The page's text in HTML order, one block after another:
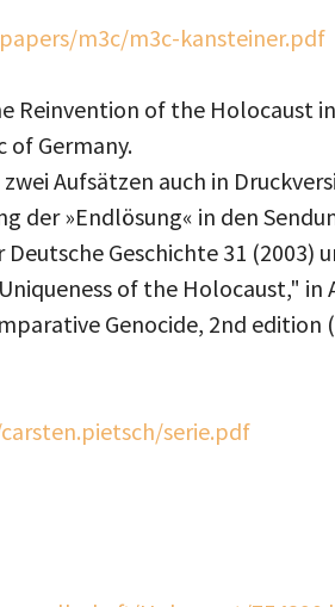
m3c/m3c-kansteiner.pdf
Reinvention of the Holocaust
of Germany.
Aufsätzen auch in
der »Endlösung« in den
Geschichte 31 (2003)
of the Holocaust," in
Genocide, 2nd edition
serie.pdf